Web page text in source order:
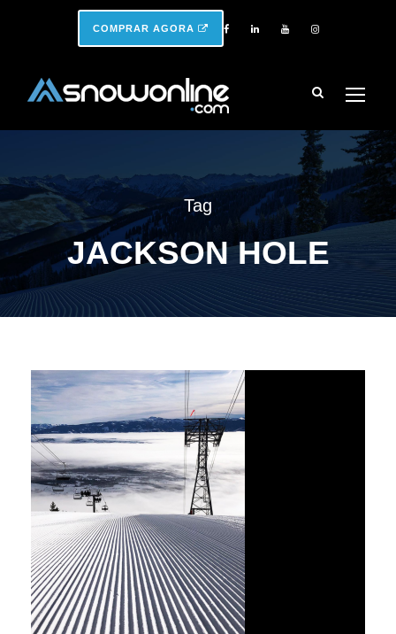
COMPRAR AGORA
Tag
JACKSON HOLE